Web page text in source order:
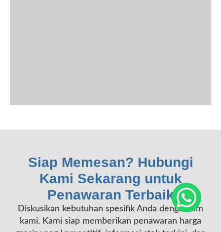
Siap Memesan? Hubungi
Kami Sekarang untuk
Penawaran Terbaik
Diskusikan kebutuhan spesifik Anda dengan tim
kami. Kami siap memberikan penawaran harga